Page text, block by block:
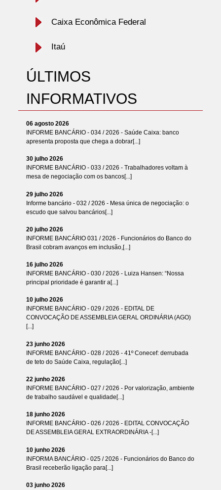
Caixa Econômica Federal
Itaú
ÚLTIMOS
INFORMATIVOS
06 agosto 2026
INFORME BANCÁRIO - 034 / 2026 - Saúde Caixa: banco
apresenta proposta que chega a dobrar[...]
30 julho 2026
INFORME BANCÁRIO - 033 / 2026 - Trabalhadores voltam à
mesa de negociação com os bancos[...]
29 julho 2026
Informe bancário - 032 / 2026 - Mesa única de negociação: o
escudo que salvou bancários[...]
20 julho 2026
INFORME BANCÁRIO 031 / 2026 - Funcionários do Banco do
Brasil cobram avanços em inclusão,[...]
16 julho 2026
INFORME BANCÁRIO - 030 / 2026 - Luiza Hansen: “Nossa
principal prioridade é garantir a[...]
10 julho 2026
INFORME BANCÁRIO - 029 / 2026 - EDITAL DE
CONVOCAÇÃO DE ASSEMBLEIA GERAL ORDINÁRIA (AGO)
[...]
23 junho 2026
INFORME BANCÁRIO - 028 / 2026 - 41º Conecef: derrubada
de teto do Saúde Caixa, regulação[...]
22 junho 2026
INFORME BANCÁRIO - 027 / 2026 - Por valorização, ambiente
de trabalho saudável e qualidade[...]
18 junho 2026
INFORME BANCÁRIO - 026 / 2026 - EDITAL CONVOCAÇÃO
DE ASSEMBLEIA GERAL EXTRAORDINÁRIA -[...]
10 junho 2026
INFORMA BANCÁRIO - 025 / 2026 - Funcionários do Banco do
Brasil receberão ligação para[...]
03 junho 2026